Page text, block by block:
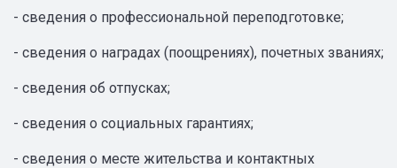
- сведения о профессиональной переподготовке;
- сведения о наградах (поощрениях), почетных званиях;
- сведения об отпусках;
- сведения о социальных гарантиях;
- сведения о месте жительства и контактных